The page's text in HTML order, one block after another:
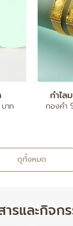
ง/ 1
ทอง
ดูทั้งหมด
ารและกิจก